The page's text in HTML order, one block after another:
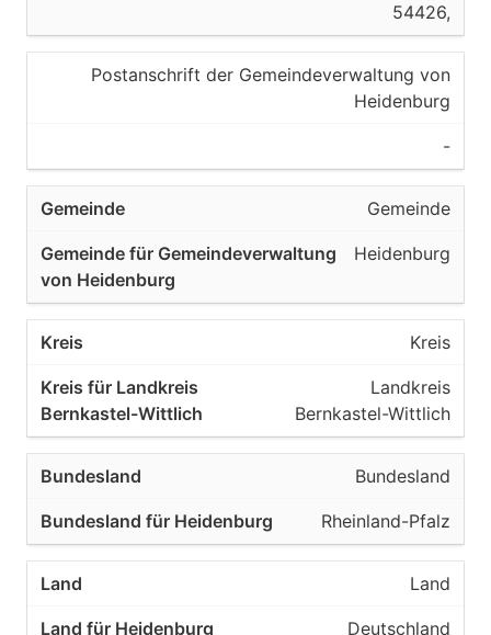
54426,
Postanschrift der Gemeindeverwaltung von
Heidenburg
-
Gemeinde
Heidenburg
Kreis
Landkreis
Bernkastel-Wittlich
Bundesland
Rheinland-Pfalz
Land
Deutschland